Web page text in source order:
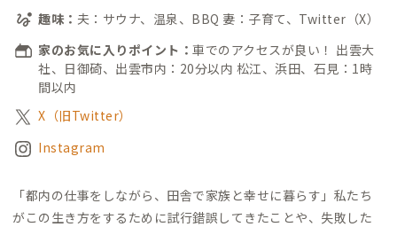
趣味： 夫：サウナ、温泉、BBQ 妻：子育て、Twitter（X）
家のお気に入りポイント： 車でのアクセスが良い！ 出雲大
社、日御碕、出雲市内：20分以内 松江、浜田、石見：1時
間以内
X（旧Twitter）
Instagram
「都内の仕事をしながら、田舎で家族と幸せに暮らす」 私たち
がこの生き方をするために試行錯誤してきたことや、失敗した